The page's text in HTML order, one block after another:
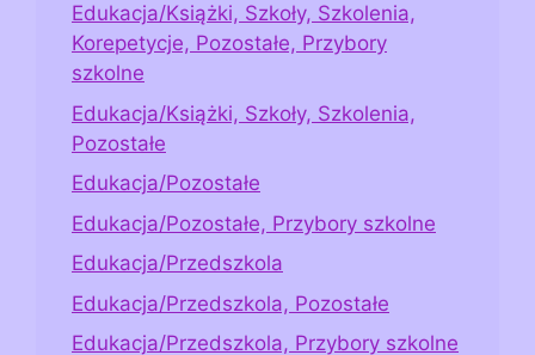
Edukacja/Książki, Szkoły, Szkolenia,
Korepetycje, Pozostałe, Przybory
szkolne
Edukacja/Książki, Szkoły, Szkolenia,
Pozostałe
Edukacja/Pozostałe
Edukacja/Pozostałe, Przybory szkolne
Edukacja/Przedszkola
Edukacja/Przedszkola, Pozostałe
Edukacja/Przedszkola, Przybory szkolne